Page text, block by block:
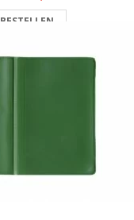
BESTELLEN